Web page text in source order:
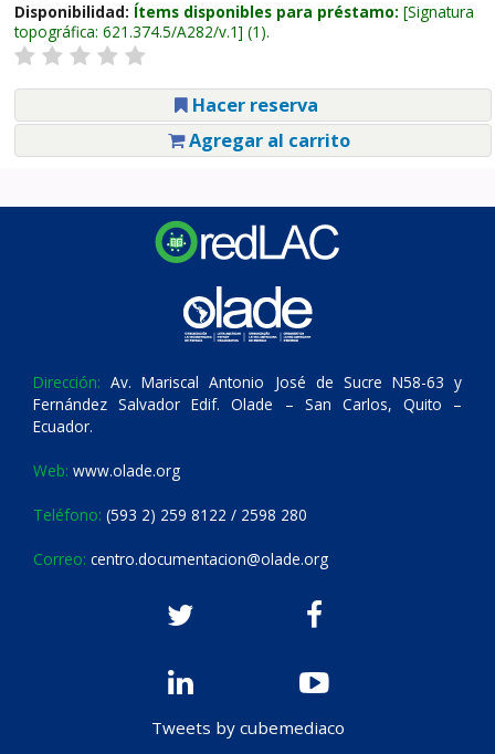
Disponibilidad: Ítems disponibles para préstamo: Signatura
topográfica: 621.374.5/A282/v.1 (1).
Hacer reserva
Agregar al carrito
Dirección: Av. Mariscal Antonio José de Sucre N58-63 y
Fernández Salvador Edif. Olade – San Carlos, Quito –
Ecuador.
Web: www.olade.org
Teléfono: (593 2) 259 8122 / 2598 280
Correo: centro.documentacion@olade.org
Tweets by cubemediaco